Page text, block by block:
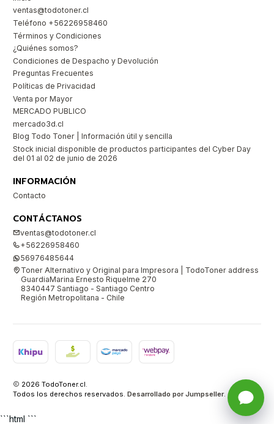
ventas@todotoner.cl
Teléfono +56226958460
Términos y Condiciones
¿Quiénes somos?
Condiciones de Despacho y Devolución
Preguntas Frecuentes
Políticas de Privacidad
Venta por Mayor
MERCADO PUBLICO
mercado3d.cl
Blog Todo Toner | Información útil y sencilla
Stock inicial disponible de productos participantes del Cyber Day
del 01 al 02 de junio de 2026
INFORMACIÓN
Contacto
CONTÁCTANOS
ventas@todotoner.cl
+56226958460
56976485644
Toner Alternativo y Original para Impresora | TodoToner address
GuardiaMarina Ernesto Riquelme 270
8340447 Santiago - Santiago Centro
Región Metropolitana - Chile
2026 TodoToner.cl.
Todos los derechos reservados. Desarrollado por Jumpseller.
```html ```